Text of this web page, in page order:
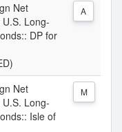
Net
Long-
DP for
A
Net
Long-
Isle of
M